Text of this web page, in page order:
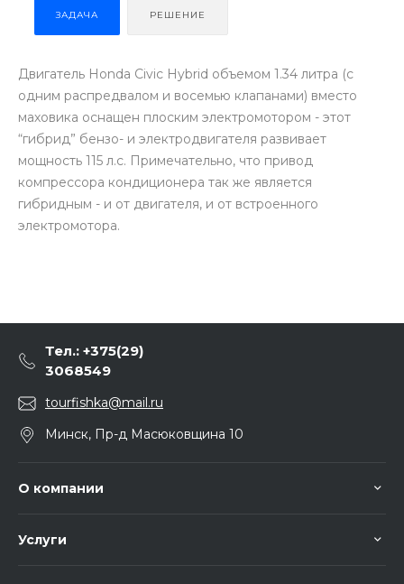
ЗАДАЧА РЕШЕНИЕ
Двигатель Honda Civic Hybrid объемом 1.34 литра (с
одним распредвалом и восемью клапанами) вместо
маховика оснащен плоским электромотором - этот
“гибрид” бензо- и электродвигателя развивает
мощность 115 л.с. Примечательно, что привод
компрессора кондиционера так же является
гибридным - и от двигателя, и от встроенного
электромотора.
Тел.: +375(29)
3068549
tourfishka@mail.ru
Минск, Пр-д Масюковщина 10
О компании
Услуги